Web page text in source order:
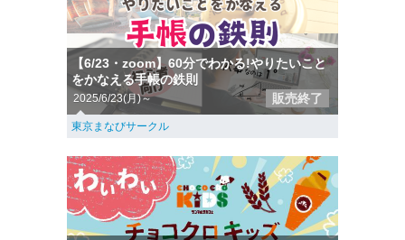
【6/23・zoom】60分でわかる!やりたいこと
をかなえる手帳の鉄則
2025/6/23(月)～ 販売終了
東京まなびサークル